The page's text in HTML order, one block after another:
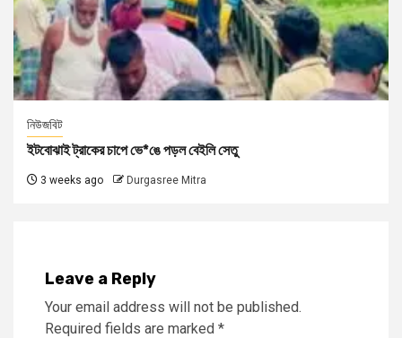
নিউজবিট
ইটবোঝাই ট্রাকের চাপে ভে*ঙে পড়ল বেইলি সেতু
3 weeks ago Durgasree Mitra
Leave a Reply
Your email address will not be published.
Required fields are marked *